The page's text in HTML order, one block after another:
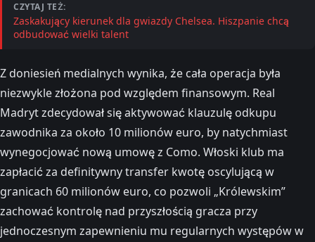
CZYTAJ TEŻ:
Zaskakujący kierunek dla gwiazdy Chelsea. Hiszpanie chcą
odbudować wielki talent
Z doniesień medialnych wynika, że cała operacja była
niezwykle złożona pod względem finansowym. Real
Madryt zdecydował się aktywować klauzulę odkupu
zawodnika za około 10 milionów euro, by natychmiast
wynegocjować nową umowę z Como. Włoski klub ma
zapłacić za definitywny transfer kwotę oscylującą w
granicach 60 milionów euro, co pozwoli „Królewskim”
zachować kontrolę nad przyszłością gracza przy
jednoczesnym zapewnieniu mu regularnych występów w